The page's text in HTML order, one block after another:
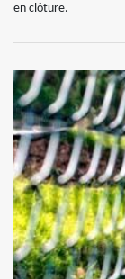
en clôture.